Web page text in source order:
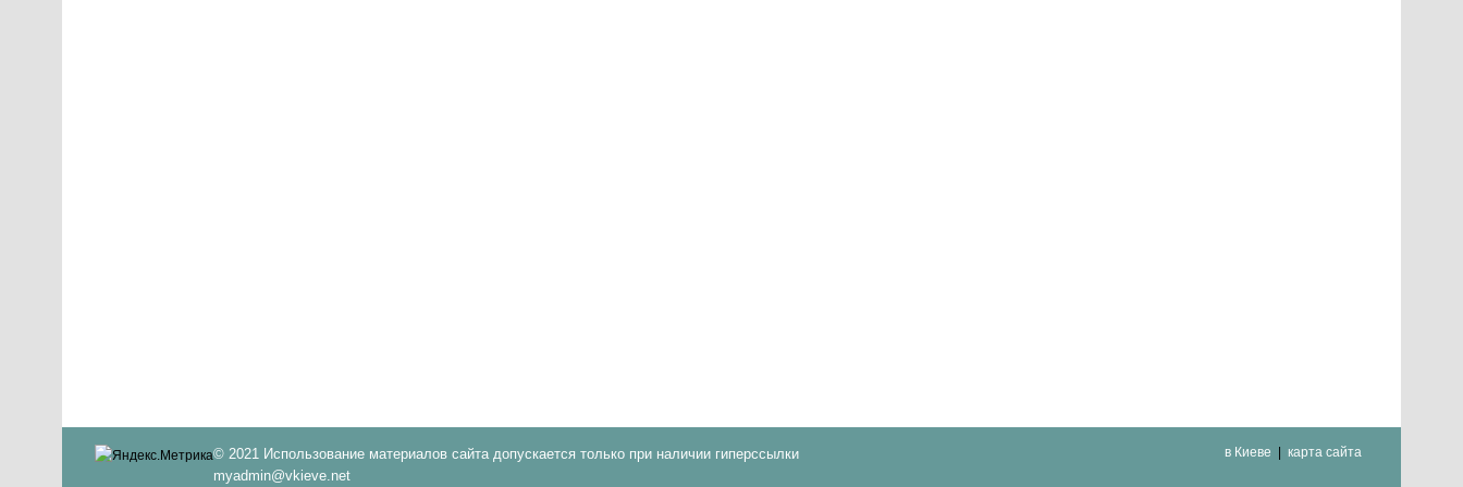
в Киеве карта сайта
© 2021 Использование материалов сайта допускается только при наличии гиперссылки
myadmin@vkieve.net